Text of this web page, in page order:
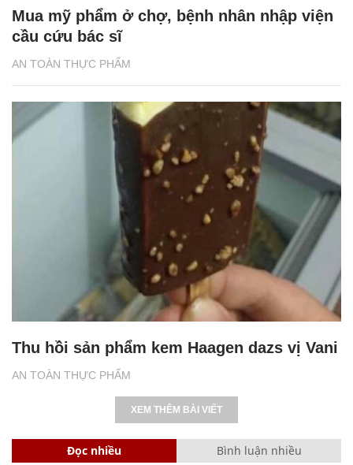
AN TOÀN THỰC PHẨM
Mua mỹ phẩm ở chợ, bệnh nhân nhập viện
cầu cứu bác sĩ
AN TOÀN THỰC PHẨM
Thu hồi sản phẩm kem Haagen dazs vị Vani
XEM THÊM BÀI VIẾT
Đọc nhiều Bình luận nhiều